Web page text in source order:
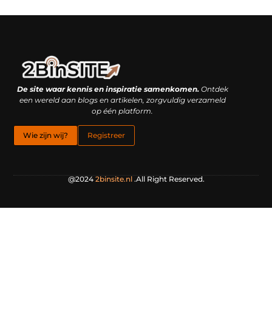
De site waar kennis en inspiratie samenkomen.Ontdek
een wereld aan blogs en artikelen, zorgvuldig verzameld
op één platform.
Wie zijn wij? Registreer
@2024 2binsite.nl.All Right Reserved.